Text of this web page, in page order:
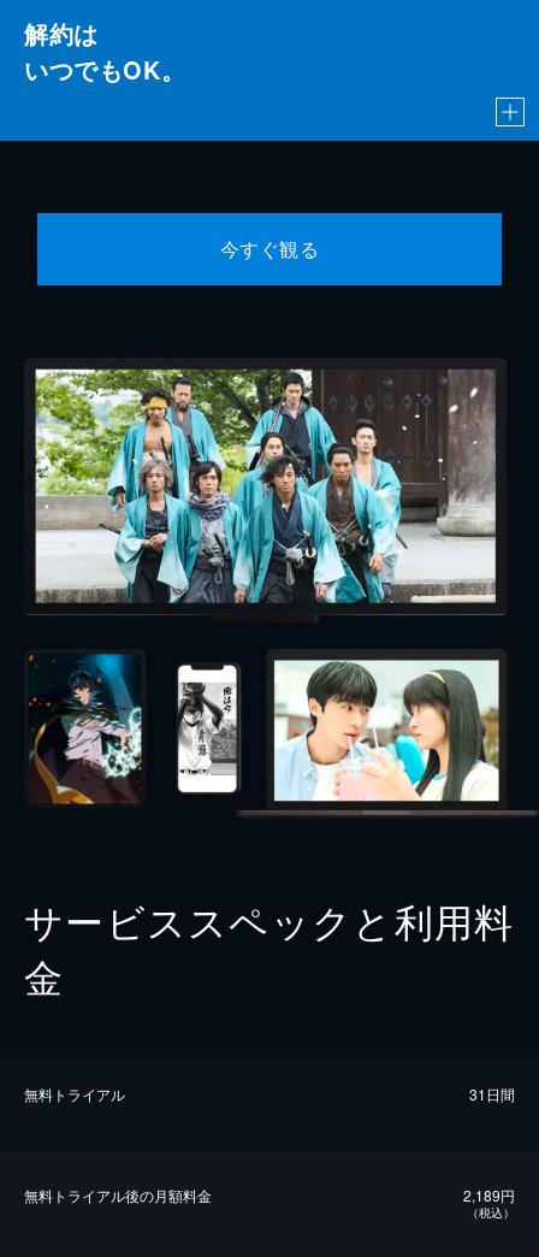
解約は
いつでもOK。
今すぐ観る
サービススペックと利用料
金
無料トライアル 31日間
無料トライアル後の⽉額料金 2,189円
（税込）